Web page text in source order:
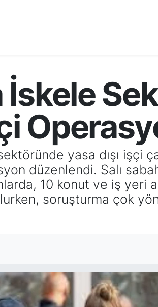
İskele
yasa dışı işçi
düzenlendi. Salı
10 konut ve iş yeri
soruşturma çok